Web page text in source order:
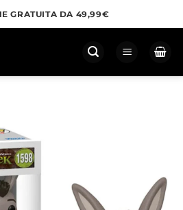
GRATUITA DA 49,99€